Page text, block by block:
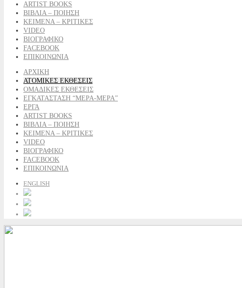
ARTIST BOOKS
ΒΙΒΛΙΑ – ΠΟΙΗΣΗ
ΚΕΙΜΕΝΑ – ΚΡΙΤΙΚΕΣ
VIDEO
ΒΙΟΓΡΑΦΙΚΟ
FACEBOOK
ΕΠΙΚΟΙΝΩΝΙΑ
ΑΡΧΙΚΗ
ΑΤΟΜΙΚΕΣ ΕΚΘΕΣΕΙΣ
ΟΜΑΔΙΚΕΣ ΕΚΘΕΣΕΙΣ
ΕΓΚΑΤΑΣΤΑΣΗ “ΜΕΡΑ-ΜΕΡΑ”
ΕΡΓΑ
ARTIST BOOKS
ΒΙΒΛΙΑ – ΠΟΙΗΣΗ
ΚΕΙΜΕΝΑ – ΚΡΙΤΙΚΕΣ
VIDEO
ΒΙΟΓΡΑΦΙΚΟ
FACEBOOK
ΕΠΙΚΟΙΝΩΝΙΑ
ENGLISH